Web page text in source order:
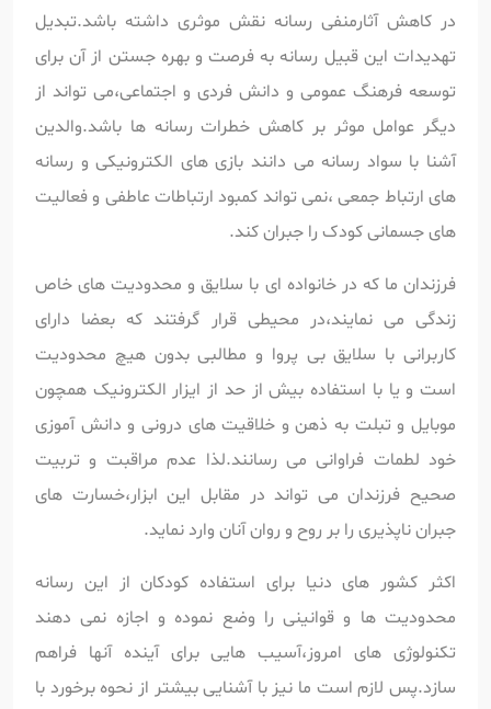
در کاهش آثارمنفی رسانه نقش موثری داشته باشد.تبدیل
تهدیدات این قبیل رسانه به فرصت و بهره جستن از آن برای
توسعه فرهنگ عمومی و دانش فردی و اجتماعی،می تواند از
دیگر عوامل موثر بر کاهش خطرات رسانه ها باشد.والدین
آشنا با سواد رسانه می دانند بازی های الکترونیکی و رسانه
های ارتباط جمعی ،نمی تواند کمبود ارتباطات عاطفی و فعالیت
های جسمانی کودک را جبران کند.
فرزندان ما که در خانواده ای با سلایق و محدودیت های خاص
زندگی می نمایند،در محیطی قرار گرفتند که بعضا دارای
کاربرانی با سلایق بی پروا و مطالبی بدون هیچ محدودیت
است و یا با استفاده بیش از حد از ایزار الکترونیک همچون
موبایل و تبلت به ذهن و خلاقیت های درونی و دانش آموزی
خود لطمات فراوانی می رسانند.لذا عدم مراقبت و تربیت
صحیح فرزندان می تواند در مقابل این ابزار،خسارت های
جبران ناپذیری را بر روح و روان آنان وارد نماید.
اکثر کشور های دنیا برای استفاده کودکان از این رسانه
محدودیت ها و قوانینی را وضع نموده و اجازه نمی دهند
تکنولوژی های امروز،آسیب هایی برای آینده آنها فراهم
سازد.پس لازم است ما نیز با آشنایی بیشتر از نحوه برخورد با